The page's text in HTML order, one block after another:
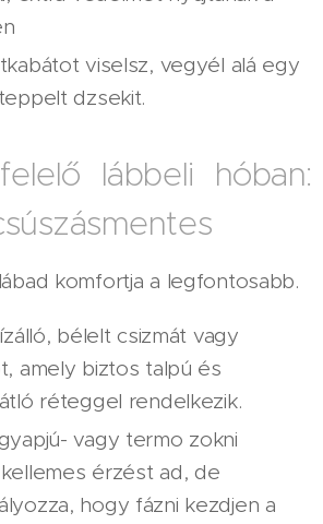
viselsz, vegyél alá egy
dzsekit.
lábbeli hóban:
komfortja a legfontosabb.
bélelt csizmát vagy
amely biztos talpú és
réteggel rendelkezik.
vagy termo zokni
érzést ad, de
hogy fázni kezdjen a